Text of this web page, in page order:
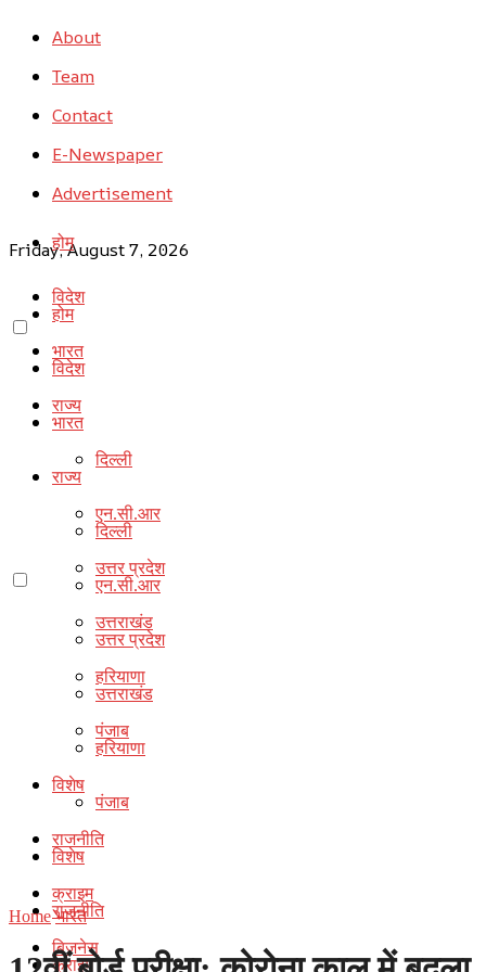
About
Team
Contact
E-Newspaper
Advertisement
Friday, August 7, 2026
होम
विदेश
भारत
राज्य
दिल्ली
एन.सी.आर
उत्तर प्रदेश
उत्तराखंड
हरियाणा
पंजाब
विशेष
राजनीति
क्राइम
बिज़नेस
होम
विदेश
भारत
राज्य
दिल्ली
एन.सी.आर
उत्तर प्रदेश
उत्तराखंड
हरियाणा
पंजाब
विशेष
राजनीति
क्राइम
Home भारत